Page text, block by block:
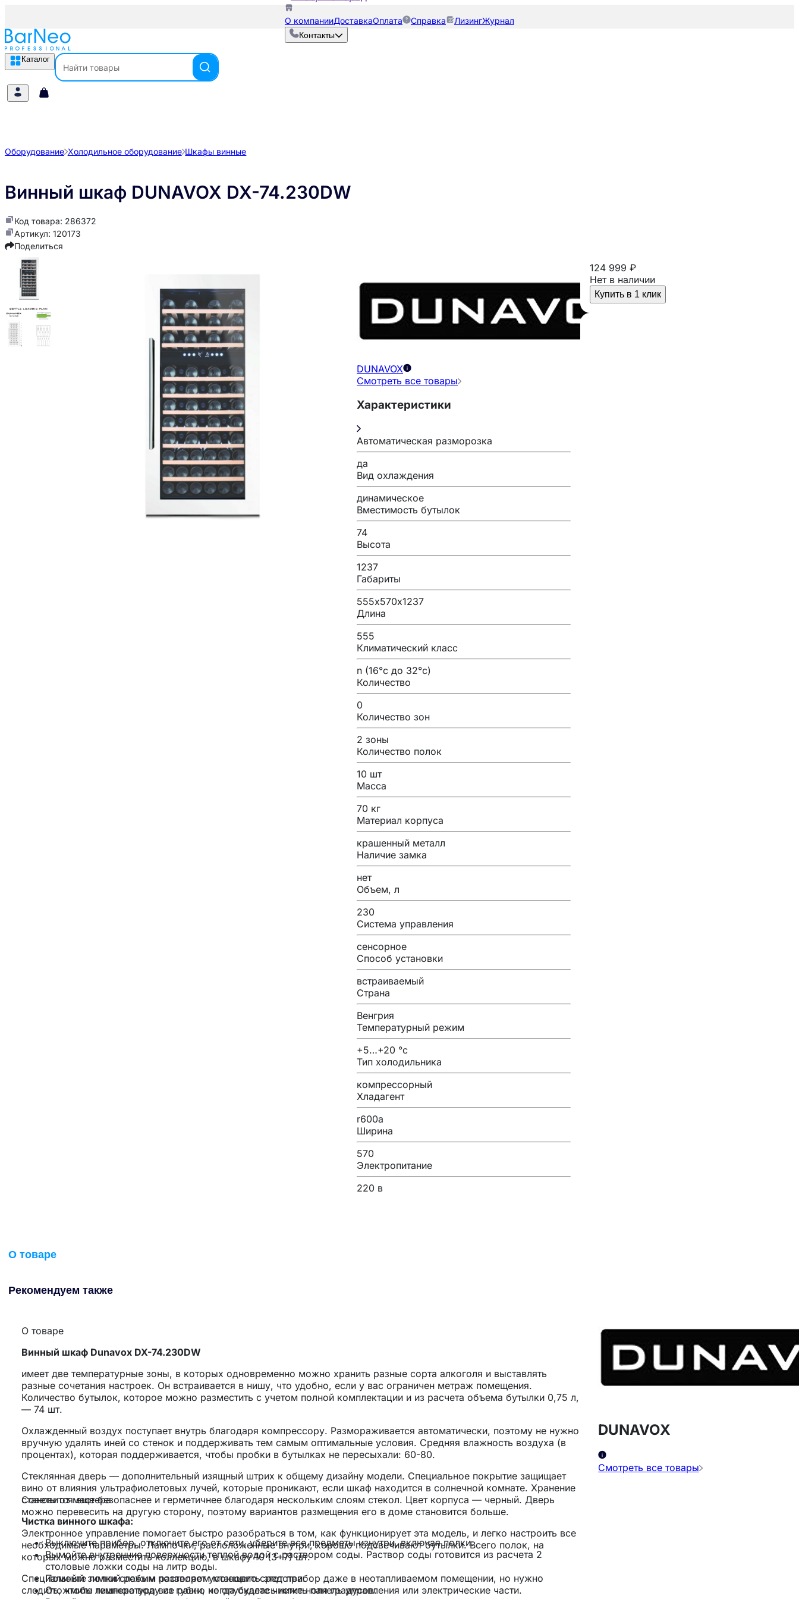
О компанииДоставкаОплата Справка ЛизингЖурнал
Контакты
Каталог
Оборудование Холодильное оборудование Шкафы винные
Винный шкаф DUNAVOX DX-74.230DW
Код товара: 286372
Артикул: 120173
Поделиться
DUNAVOX
Смотреть все товары
Характеристики
Автоматическая разморозка
да
Вид охлаждения
динамическое
Вместимость бутылок
74
Высота
1237
Габариты
555х570х1237
Длина
555
Климатический класс
n (16°с до 32°с)
Количество
0
Количество зон
2 зоны
Количество полок
10 шт
Масса
70 кг
Материал корпуса
крашенный металл
Наличие замка
нет
Объем, л
230
Система управления
сенсорное
Способ установки
встраиваемый
Страна
Венгрия
Температурный режим
+5…+20 °с
Тип холодильника
компрессорный
Хладагент
r600a
Ширина
570
Электропитание
220 в
124 999 ₽
Нет в наличии
Купить в 1 клик
О товаре
Рекомендуем также
О товаре
Винный шкаф Dunavox DX-74.230DW
имеет две температурные зоны, в которых одновременно можно хранить разные сорта алкоголя и выставлять
разные сочетания настроек. Он встраивается в нишу, что удобно, если у вас ограничен метраж помещения.
Количество бутылок, которое можно разместить с учетом полной комплектации и из расчета объема бутылки 0,75 л,
— 74 шт.
Охлажденный воздух поступает внутрь благодаря компрессору. Размораживается автоматически, поэтому не нужно
вручную удалять иней со стенок и поддерживать тем самым оптимальные условия. Средняя влажность воздуха (в
процентах), которая поддерживается, чтобы пробки в бутылках не пересыхали: 60-80.
Стеклянная дверь — дополнительный изящный штрих к общему дизайну модели. Специальное покрытие защищает
вино от влияния ультрафиолетовых лучей, которые проникают, если шкаф находится в солнечной комнате. Хранение
становится еще безопаснее и герметичнее благодаря нескольким слоям стекол. Цвет корпуса — черный. Дверь
можно перевесить на другую сторону, поэтому вариантов размещения его в доме становится больше.
Электронное управление помогает быстро разобраться в том, как функционирует эта модель, и легко настроить все
необходимые параметры. Лампочки, расположенные внутри, хорошо подсвечивают бутылки. Всего полок, на
которых можно разместить коллекцию, в шкафу 10 (3+7) шт.
Специальный зимний режим позволяет установить этот прибор даже в неотапливаемом помещении, но нужно
следить, чтобы температура все равно не опускалась ниже ноля градусов.
Советы от мастера
Чистка винного шкафа:
Выключите прибор, отключите его от сети, уберите все предметы изнутри, включая полки.
Вымойте внутренние поверхности теплой водой с раствором соды. Раствор соды готовится из расчета 2
столовые ложки соды на литр воды.
Помойте полки слабым раствором моющего средства.
Отожмите лишнюю воду из губки, когда будете чистить панель управления или электрические части.
DUNAVOX
Смотреть все товары